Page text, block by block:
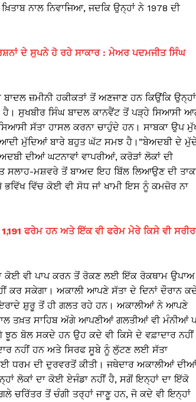
ਨਾਲ ਨਿਵਾਜਿਆ, ਜਦਕਿ ਉਨ੍ਹਾਂ ਨੇ 1978 ਦੀ
ਦੇ ਸੁਪਨੇ ਹੋ ਰਹੇ ਸਾਕਾਰ : ਮੇਅਰ ਪਦਮਜੀਤ ਸਿੰਘ
ਜ਼ਮੀਨੀ ਹਕੀਕਤਾਂ ਤੋਂ ਅਣਜਾਣ ਹਨ ਕਿਉਂਕਿ ਉਨ੍ਹਾਂ
ਸੁਖਬੀਰ ਸਿੰਘ ਬਾਦਲ ਕਾਨਵੈਂਟ ਤੋਂ ਪੜ੍ਹੇ ਸਿਆਸੀ
ਸੱਤਾ ਹਾਸਲ ਕਰਨਾ ਚਾਹੁੰਦੇ ਹਨ। ਸਾਬਕਾ ਉਪ
ਮੁੱਦਿਆਂ ਬਾਰੇ ਬਹੁਤ ਘੱਟ ਸਮਝ ਹੈ।”ਬੇਅਦਬੀ ਦੇ
ਦੀਆਂ ਘਟਨਾਵਾਂ ਵਾਪਰੀਆਂ, ਕਰੋੜਾਂ ਲੋਕਾਂ ਦੀ
ਸਲਾਹ-ਮਸ਼ਵਰੇ ਤੋਂ ਬਾਅਦ ਇਹ ਬਿੱਲ ਲਿਆਉਣ ਦੀ
ਭਵਿੱਖ ਵਿੱਚ ਕੋਈ ਵੀ ਸੋਧ ਜਾਂ ਖਾਮੀ ਇਸ ਨੂੰ ਕਮਜ਼ੋਰ ਨਾ
ਫਰੇਮ ਹਨ ਅਤੇ ਇੱਕ ਵੀ ਫਰੇਮ ਮੇਰੇ ਕਿਸੇ ਵੀ
ਕੋਈ ਵੀ ਪਾਪ ਕਰਨ ਤੋਂ ਰੋਕਣ ਲਈ ਇੱਕ ਰੋਕਥਾਮ ਉਪਾਅ
ਕਰ ਸਕੇਗਾ। ਅਕਾਲੀ ਆਪਣੇ ਸੱਤਾ ਦੇ ਦਿਨਾਂ ਦੌਰਾਨ
ਸ਼ੁਰੂ ਤੋਂ ਹੀ ਗਲਤ ਰਹੇ ਹਨ। ਅਕਾਲੀਆਂ ਨੇ ਆਪਣੇ
ਤਖ਼ਤ ਸਾਹਿਬ ਅੱਗੇ ਆਪਣੀਆਂ ਗਲਤੀਆਂ ਵੀ ਮੰਨੀਆਂ
ਬੋਲ ਸਕਦੇ ਹਨ ਉਹ ਕਦੇ ਵੀ ਕਿਸੇ ਦੇ ਵਫ਼ਾਦਾਰ ਨਹੀਂ
ਨਹੀਂ ਹਨ ਅਤੇ ਸਿਰਫ ਸੂਬੇ ਨੂੰ ਲੁੱਟਣ ਲਈ ਸੱਤਾ
ਧਰਮ ਦੀ ਦੁਰਵਰਤੋਂ ਕੀਤੀ। ਜਥੇਦਾਰ ਅਕਾਲੀਆਂ ਦੀਆਂ
ਲੋਕਾਂ ਦਾ ਕੋਈ ਏਜੰਡਾ ਨਹੀਂ ਹੈ, ਸਗੋਂ ਇਨ੍ਹਾਂ ਦਾ ਇੱਕੋ
ਤੋਂ ਚੰਗੀ ਤਰ੍ਹਾਂ ਜਾਣੂ ਹਨ, ਜੋ ਕਦੇ ਵੀ ਇਨ੍ਹਾਂ